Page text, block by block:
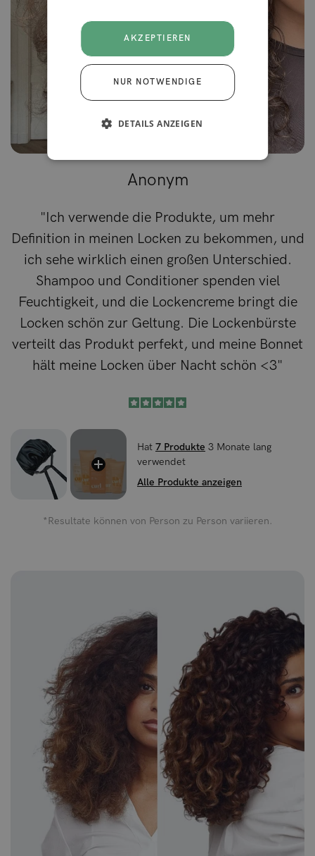
Anonym
"Ich verwende die Produkte, um mehr
Definition in meinen Locken zu bekommen, und
ich sehe wirklich einen großen Unterschied.
Shampoo und Conditioner spenden viel
Feuchtigkeit, und die Lockencreme bringt die
Locken schön zur Geltung. Die Lockenbürste
verteilt das Produkt perfekt, und meine Bonnet
hält meine Locken über Nacht schön <3"
Hat 7 Produkte 3 Monate lang
verwendet
Alle Produkte anzeigen
*Resultate können von Person zu Person variieren.
AKZEPTIEREN
NUR NOTWENDIGE
DETAILS ANZEIGEN